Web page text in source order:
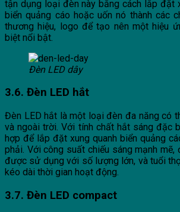
tận dụng loại đèn này bằng cách lắp đặt
biển quảng cáo hoặc uốn nó thành các
thương hiệu, logo để tạo nên một hiệu
biệt nổi bật.
Đèn LED dây
3.6. Đèn LED hắt
Đèn LED hắt là một loại đèn đa năng có
và ngoài trời. Với tính chất hắt sáng đặc
hợp để lắp đặt xung quanh biển quảng
phải. Với công suất chiếu sáng mạnh mẽ,
được sử dụng với số lượng lớn, và tuổi
kéo dài thời gian hoạt động.
3.7. Đèn LED compact